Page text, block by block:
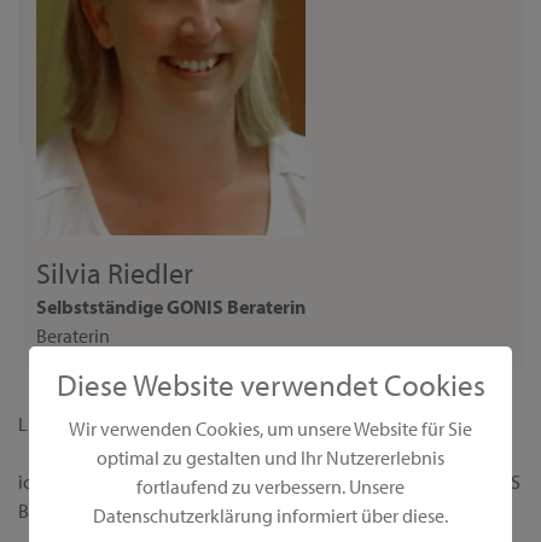
Diese Website verwendet Cookies
Wir verwenden Cookies, um unsere Website für Sie
optimal zu gestalten und Ihr Nutzererlebnis
fortlaufend zu verbessern. Unsere
Datenschutzerklärung informiert über diese.
Silvia Riedler
Selbstständige GONIS Beraterin
Beraterin
Liebe Interessentin,
ich begrüße dich ganz herzlich auf meiner persönlichen GONIS
Beraterseite!